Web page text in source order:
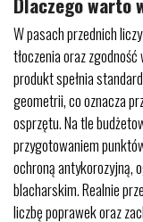
W pasach przednich
tłoczenia oraz
produkt spełnia
geometrii, co oznacza
osprzętu. Na tle
przygotowaniem
ochroną antykorozyjną,
blacharskim. Realnie
liczbę poprawek oraz